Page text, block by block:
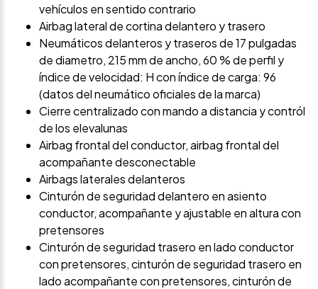
vehículos en sentido contrario
Airbag lateral de cortina delantero y trasero
Neumáticos delanteros y traseros de 17 pulgadas
de diametro, 215 mm de ancho, 60 % de perfil y
índice de velocidad: H con índice de carga: 96
(datos del neumático oficiales de la marca)
Cierre centralizado con mando a distancia y contról
de los elevalunas
Airbag frontal del conductor, airbag frontal del
acompañante desconectable
Airbags laterales delanteros
Cinturón de seguridad delantero en asiento
conductor, acompañante y ajustable en altura con
pretensores
Cinturón de seguridad trasero en lado conductor
con pretensores, cinturón de seguridad trasero en
lado acompañante con pretensores, cinturón de